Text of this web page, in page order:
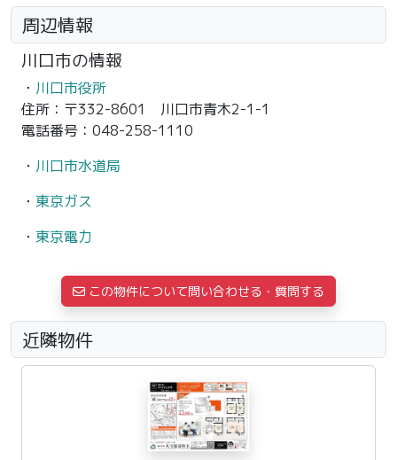
周辺情報
川口市の情報
・ 川口市役所
住所：〒332-8601 川口市青木2-1-1
電話番号：048-258-1110
・ 川口市水道局
・ 東京ガス
・ 東京電力
この物件について問い合わせる・質問する
近隣物件